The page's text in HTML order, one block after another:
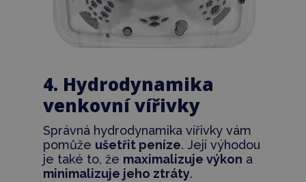
4. Hydrodynamika
venkovní vířivky
Správná hydrodynamika vířivky vám
pomůže ušetřit peníze. Její výhodou
je také to, že maximalizuje výkon a
minimalizuje jeho ztráty.